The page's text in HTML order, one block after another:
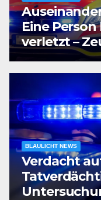
Eine
verletzt –
BLAULICHT NEWS
Verdacht